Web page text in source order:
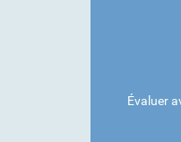
Évaluer